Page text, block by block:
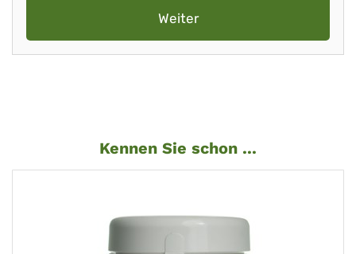
Weiter
Kennen Sie schon ...